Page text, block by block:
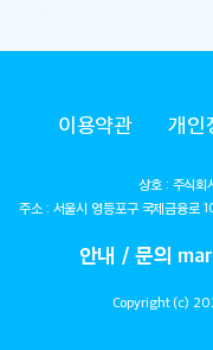
이용약관 개인
상호 : 주식회
주소 : 서울시 영등포구 국제금융로
안내 / 문의
Copyright (c)